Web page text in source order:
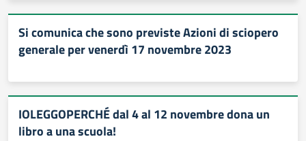
Si comunica che sono previste Azioni di sciopero
generale per venerdì 17 novembre 2023
IOLEGGOPERCHÉ dal 4 al 12 novembre dona un
libro a una scuola!